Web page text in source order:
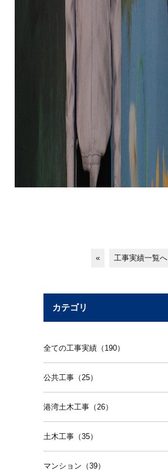
« 工事実績一覧へ
カテゴリ
全ての工事実績（190）
公共工事（25）
港湾土木工事（26）
土木工事（35）
マンション（39）